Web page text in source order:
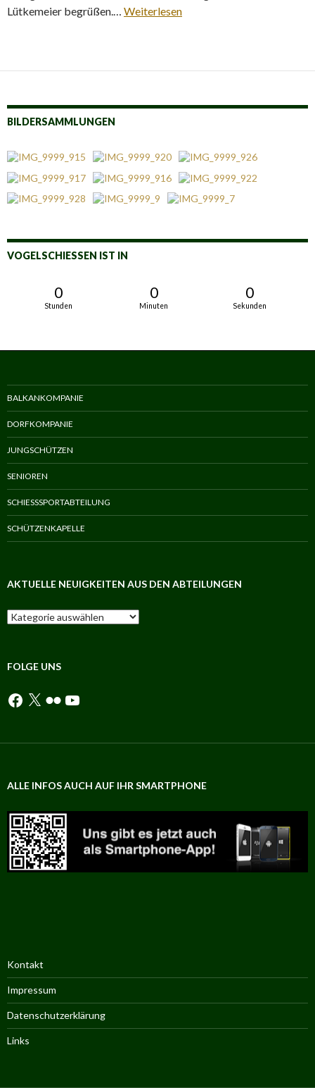
Lütkemeier begrüßen.… Weiterlesen
BILDERSAMMLUNGEN
VOGELSCHIESSEN IST IN
0
Stunden
0
Minuten
0
Sekunden
BALKANKOMPANIE
DORFKOMPANIE
JUNGSCHÜTZEN
SENIOREN
SCHIESSSPORTABTEILUNG
SCHÜTZENKAPELLE
AKTUELLE NEUIGKEITEN AUS DEN ABTEILUNGEN
Aktuelle
Neuigkeiten
Abteilungen
FOLGE UNS
Facebook
X FlickrYouTube
ALLE INFOS AUCH AUF IHR SMARTPHONE
Kontakt
Impressum
Datenschutzerklärung
Links